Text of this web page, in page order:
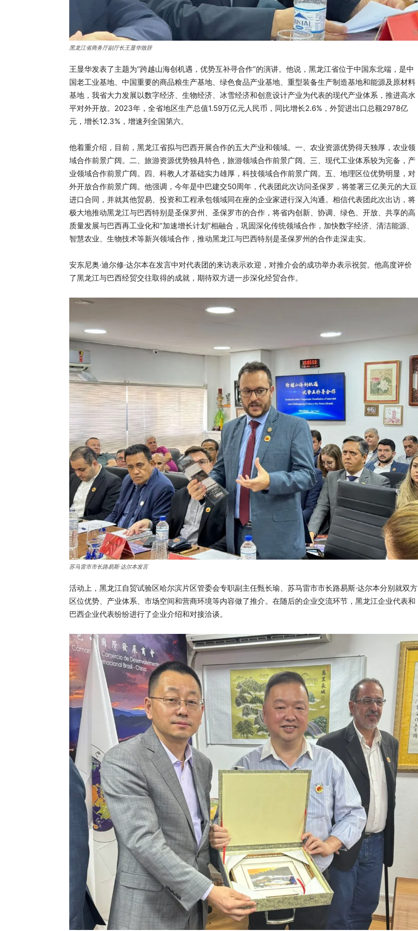
黑龙江省商务厅副厅长王显华致辞
王显华发表了主题为“跨越山海创机遇，优势互补寻合作”的演讲。他说，黑龙江省位于中国东北端，是中
国老工业基地、中国重要的商品粮生产基地、绿色食品产业基地、重型装备生产制造基地和能源及原材料
基地，我省大力发展以数字经济、生物经济、冰雪经济和创意设计产业为代表的现代产业体系，推进高水
平对外开放。2023年，全省地区生产总值1.59万亿元人民币，同比增长2.6%，外贸进出口总额2978亿
元，增长12.3%，增速列全国第六。
他着重介绍，目前，黑龙江省拟与巴西开展合作的五大产业和领域。一、农业资源优势得天独厚，农业领
域合作前景广阔。二、旅游资源优势独具特色，旅游领域合作前景广阔。三、现代工业体系较为完备，产
业领域合作前景广阔。四、科教人才基础实力雄厚，科技领域合作前景广阔。五、地理区位优势明显，对
外开放合作前景广阔。他强调，今年是中巴建交50周年，代表团此次访问圣保罗，将签署三亿美元的大豆
进口合同，并就其他贸易、投资和工程承包领域同在座的企业家进行深入沟通。相信代表团此次出访，将
极大地推动黑龙江与巴西特别是圣保罗州、圣保罗市的合作，将省内创新、协调、绿色、开放、共享的高
质量发展与巴西再工业化和“加速增长计划”相融合，巩固深化传统领域合作，加快数字经济、清洁能源、
智慧农业、生物技术等新兴领域合作，推动黑龙江与巴西特别是圣保罗州的合作走深走实。
安东尼奥·迪尔修·达尔本在发言中对代表团的来访表示欢迎，对推介会的成功举办表示祝贺。他高度评价
了黑龙江与巴西经贸交往取得的成就，期待双方进一步深化经贸合作。
苏马雷市市长路易斯·达尔本发言
活动上，黑龙江自贸试验区哈尔滨片区管委会专职副主任甄长瑜、苏马雷市市长路易斯·达尔本分别就双方
区位优势、产业体系、市场空间和营商环境等内容做了推介。在随后的企业交流环节，黑龙江企业代表和
巴西企业代表纷纷进行了企业介绍和对接洽谈。